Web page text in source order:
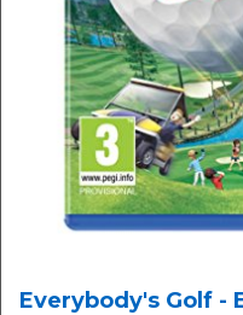
Everybody's Golf -